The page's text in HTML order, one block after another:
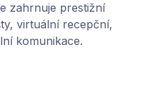
zahrnuje prestižní
virtuální recepční,
komunikace.